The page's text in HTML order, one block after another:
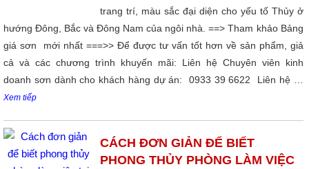
trang trí, màu sắc đại diện cho yếu tố Thủy ở
hướng Đông, Bắc và Đông Nam của ngôi nhà. ==> Tham khảo Bảng
giá sơn mới nhất ===>> Để được tư vấn tốt hơn về sản phẩm, giả
cả và các chương trình khuyến mãi: Liên hệ Chuyên viên kinh
doanh sơn dành cho khách hàng dự án: 0933 39 6622 Liên hệ …
Xem tiếp
CÁCH ĐƠN GIẢN ĐỂ BIẾT
PHONG THỦY PHÒNG LÀM VIỆC